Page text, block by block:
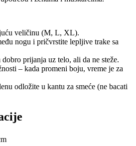
veličinu (M, L, XL).
nogu i pričvrstite lepljive trake sa
prijanja uz telo, ali da ne steže.
– kada promeni boju, vreme je za
odložite u kantu za smeće (ne bacati